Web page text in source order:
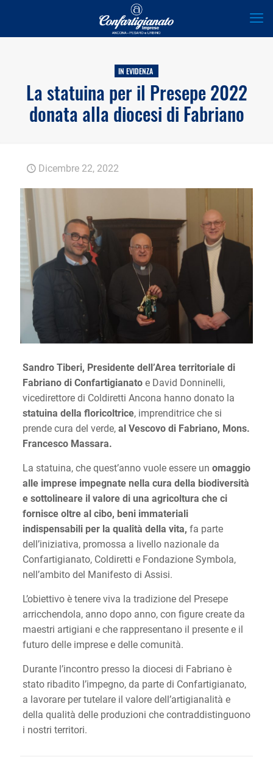
IN EVIDENZA
La statuina per il Presepe 2022
donata alla diocesi di Fabriano
Dicembre 22, 2022
Sandro Tiberi, Presidente dell’Area territoriale di
Fabriano di Confartigianatoe David Donninelli,
vicedirettore di Coldiretti Ancona hanno donato la
statuina della floricoltrice, imprenditrice che si
prende cura del verde, al Vescovo di Fabriano, Mons.
Francesco Massara.
La statuina, che quest’anno vuole essere un omaggio
alle imprese impegnate nella cura della biodiversità
e sottolineare il valore di una agricoltura che ci
fornisce oltre al cibo, beni immateriali
indispensabili per la qualità della vita, fa parte
dell’iniziativa, promossa a livello nazionale da
Confartigianato, Coldiretti e Fondazione Symbola,
nell’ambito del Manifesto di Assisi.
L’obiettivo è tenere viva la tradizione del Presepe
arricchendola, anno dopo anno, con figure create da
maestri artigiani e che rappresentano il presente e il
futuro delle imprese e delle comunità.
Durante l’incontro presso la diocesi di Fabriano è
stato ribadito l’impegno, da parte di Confartigianato,
a lavorare per tutelare il valore dell’artigianalità e
della qualità delle produzioni che contraddistinguono
i nostri territori.